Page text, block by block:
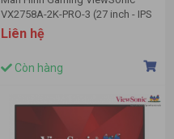
VX2758A-2K-PRO-3 (27 inch - IPS
- 2K - 1ms - 240Hz)
Liên hệ
Còn hàng